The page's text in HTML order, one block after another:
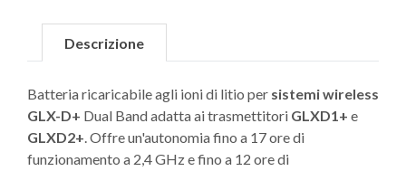
Descrizione
Batteria ricaricabile agli ioni di litio per sistemi wireless
GLX-D+ Dual Band adatta ai trasmettitori GLXD1+ e
GLXD2+. Offre un'autonomia fino a 17 ore di
funzionamento a 2,4 GHz e fino a 12 ore di